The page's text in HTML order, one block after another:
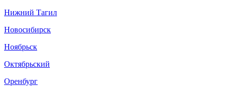
Нижний Тагил
Новосибирск
Ноябрьск
Октябрьский
Оренбург